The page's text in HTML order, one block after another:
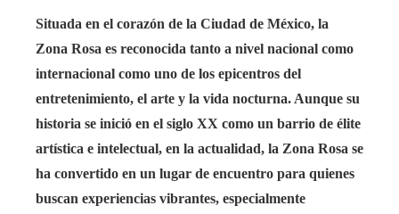
Situada en el corazón de la Ciudad de México, la
Zona Rosa es reconocida tanto a nivel nacional como
internacional como uno de los epicentros del
entretenimiento, el arte y la vida nocturna. Aunque su
historia se inició en el siglo XX como un barrio de élite
artística e intelectual, en la actualidad, la Zona Rosa se
ha convertido en un lugar de encuentro para quienes
buscan experiencias vibrantes, especialmente